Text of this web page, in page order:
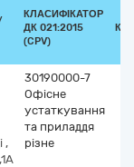
КЛАСИФІКАТОР
ДК 021:2015
(CPV)
,
30190000-7
Офісне
устаткування
та приладдя
різне